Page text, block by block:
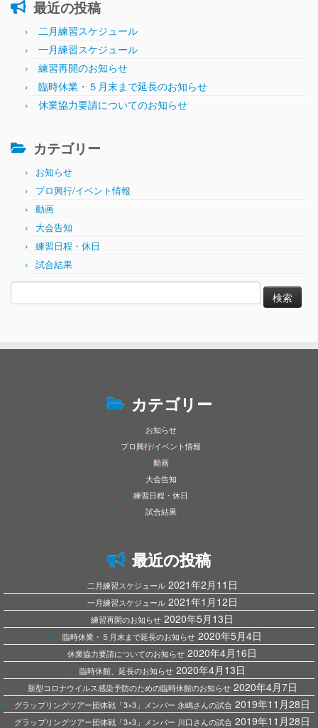
最近の投稿
二月練習スケジュール
一月練習スケジュール
練習再開のお知らせ
臨時休業・５月末まで延長のお知らせ
休業協力要請についてのお知らせ
カテゴリー
お知らせ
プロ興行/イベント情報
動画
大会告知
練習日程・休日
試合結果
索:
カテゴリー
お知らせ
プロ興行/イベント情報
動画
大会告知
練習日程・休日
試合結果
最近の投稿
二月練習スケジュール 2021年2月11日
一月練習スケジュール 2021年1月12日
練習再開のお知らせ 2020年5月13日
臨時休業・５月末まで延長のお知らせ 2020年5月4日
休業協力要請についてのお知らせ 2020年4月16日
臨時休館、延長のお知らせ 2020年4月13日
新型コロナウイルス感染予防のための臨時休館のお知らせ 2020年4月7日
グラップリングツアー団体戦「3×3」メンバー 永嶋さんの試合 2019年11月28日
グラップリングツアー団体戦「3×3」メンバー 川口さんの試合 2019年11月28日